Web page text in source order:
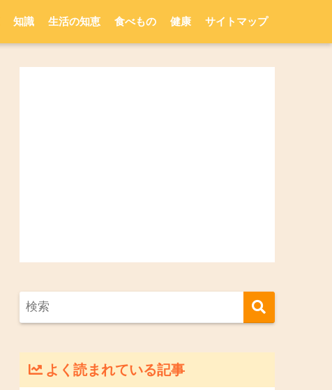
知識 生活の知恵 食べもの 健康 サイトマップ
よく読まれている記事